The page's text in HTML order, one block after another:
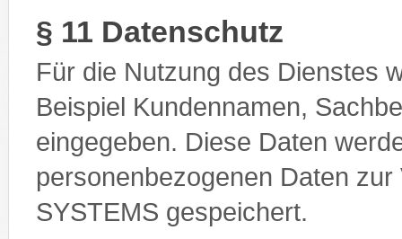
§ 11 Datenschutz
Für die Nutzung des Dienstes
Beispiel Kundennamen,
eingegeben. Diese Daten
personenbezogenen Daten
SYSTEMS gespeichert.